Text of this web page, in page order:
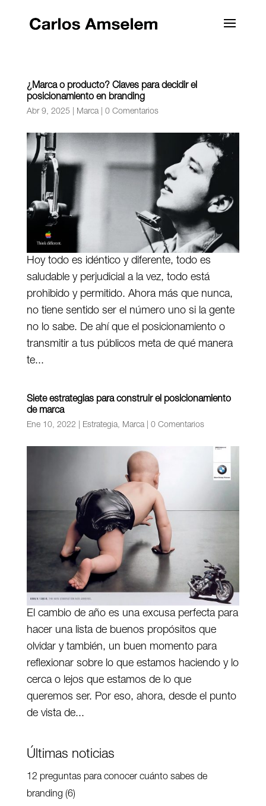
¿Marca o producto? Claves para decidir el
posicionamiento en branding
Abr 9, 2025 Marca| 0 Comentarios
Hoy todo es idéntico y diferente, todo es
saludable y perjudicial a la vez, todo está
prohibido y permitido. Ahora más que nunca,
no tiene sentido ser el número uno si la gente
no lo sabe. De ahí que el posicionamiento o
transmitir a tus públicos meta de qué manera
te...
Siete estrategias para construir el posicionamiento
de marca
Ene 10, 2022 Estrategia, Marca| 0 Comentarios
El cambio de año es una excusa perfecta para
hacer una lista de buenos propósitos que
olvidar y también, un buen momento para
reflexionar sobre lo que estamos haciendo y lo
cerca o lejos que estamos de lo que
queremos ser. Por eso, ahora, desde el punto
de vista de...
Últimas noticias
12 preguntas para conocer cuánto sabes de
branding (6)